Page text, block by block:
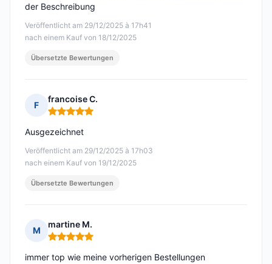
Veröffentlicht am 29/12/2025 à 17h41
nach einem Kauf von 18/12/2025
der Beschreibung
Übersetzte Bewertungen
F
francoise C.
Hinweis: 5 von 5
Veröffentlicht am 29/12/2025 à 17h03
nach einem Kauf von 19/12/2025
Ausgezeichnet
Übersetzte Bewertungen
M
martine M.
Hinweis: 5 von 5
immer top wie meine vorherigen Bestellungen